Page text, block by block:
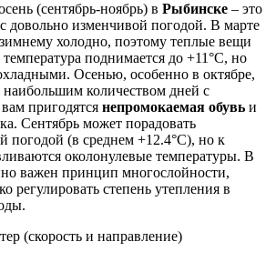
(сентябрь-ноябрь) в Рыбинске – это
довольно изменчивой погодой. В марте
холодно, поэтому теплые вещи
поднимается до +11°C, но
Осенью, особенно в октябре,
наибольшим количеством дней с
пригодятся непромокаемая обувь и
Сентябрь может порадовать
погодой (в среднем +12.4°C), но к
околонулевые температуры. В
важен принцип многослойности,
регулировать степень утепления в
(скорость и направление)